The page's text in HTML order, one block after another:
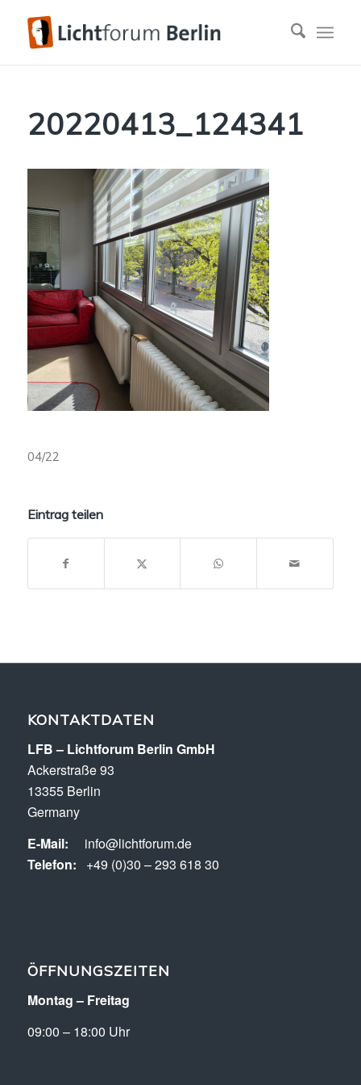
20220413_124341
04/22
Eintrag teilen
KONTAKTDATEN
LFB – Lichtforum Berlin GmbH
Ackerstraße 93
13355 Berlin
Germany
E-Mail: info@lichtforum.de
Telefon: +49 (0)30 – 293 618 30
ÖFFNUNGSZEITEN
Montag – Freitag
09:00 – 18:00 Uhr